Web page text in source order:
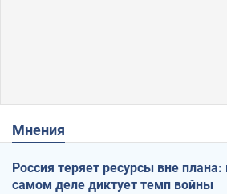
Мнения
Россия теряет ресурсы вне плана:
самом деле диктует темп войны